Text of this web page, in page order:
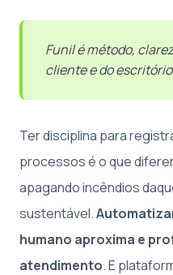
Funil é método,
cliente e do
Ter disciplina para
processos é o que
apagando incêndios
sustentável.
humano aproxima e
atendimento. E